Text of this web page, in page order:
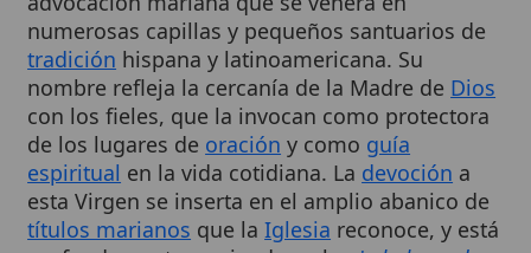
tradiciónhispana y latinoamericana. Su
nombre refleja la cercanía de la Madre deDios
con los fieles, que la invocan como protectora
de los lugares deoracióny comoguía
espiritualen la vida cotidiana. Ladevocióna
esta Virgen se inserta en el amplio abanico de
títulos marianos que laIglesia reconoce, y está
profundamente arraigada en lapiedad popular
que ha caracterizado a los pueblos católicos a
lo largo de los siglos1.